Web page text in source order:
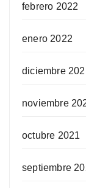
febrero 2022
enero 2022
diciembre
noviembre
octubre 2021
septiembre